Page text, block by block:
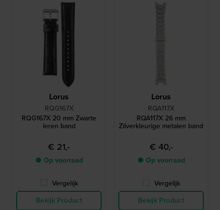
Lorus
RQG167X
RQG167X 20 mm Zwarte
leren band
€ 21,-
● Op voorraad
Vergelijk
Bekijk Product
Lorus
RQA117X
RQA117X 26 mm
Zilverkleurige metalen band
€ 40,-
● Op voorraad
Vergelijk
Bekijk Product